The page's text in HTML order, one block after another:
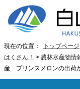
現在の位置： トップページ
はくさん！ > 農林水産物情
産 プリンスメロンの出荷